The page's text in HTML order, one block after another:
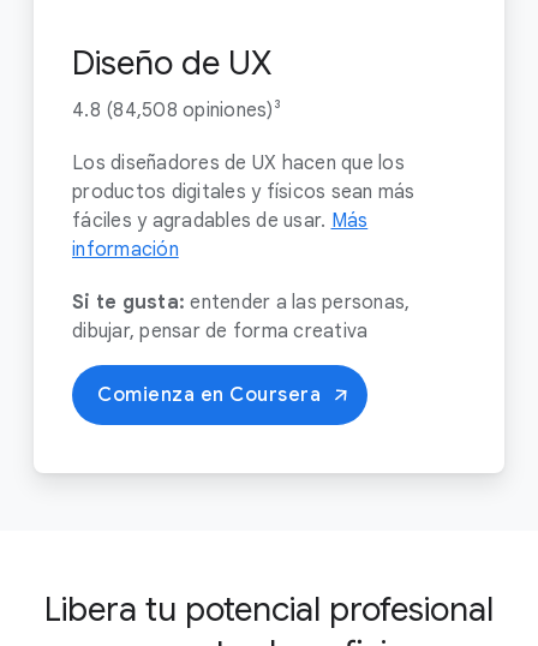
Diseño de UX
4.8 (84,508 opiniones)³
Los diseñadores de UX hacen que los
productos digitales y físicos sean más
fáciles y agradables de usar. Más
información
Si te gusta: entender a las personas,
dibujar, pensar de forma creativa
Comienza en Coursera
Libera tu potencial profesional